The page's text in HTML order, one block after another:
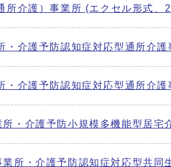
所介護）事業所 (エクセル形式、
介護予防認知症対応型通所介
介護予防認知症対応型通所介
・介護予防小規模多機能型居
所・介護予防認知症対応型共